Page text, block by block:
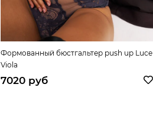
Формованный бюстгальтер push up Luce
Viola
7020 руб